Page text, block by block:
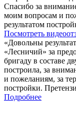
Спасибо за
моим вопросам и
результатом
Посмотреть
«Довольны
«Лесничий» за
бригаду в составе
построила, за
и пожеланиям, за
постройки.
Подробнее